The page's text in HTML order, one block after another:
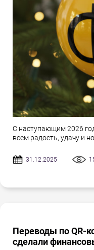
С наступающим 2026
всем радость, удачу и
31.12.2025
Переводы по QR-
сделали